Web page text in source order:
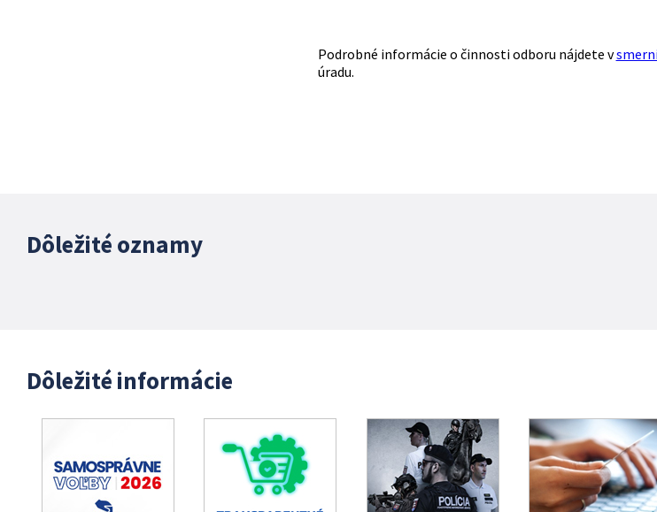
Podrobné informácie o činnosti odboru nájdete v
úradu.
Dôležité oznamy
Dôležité informácie